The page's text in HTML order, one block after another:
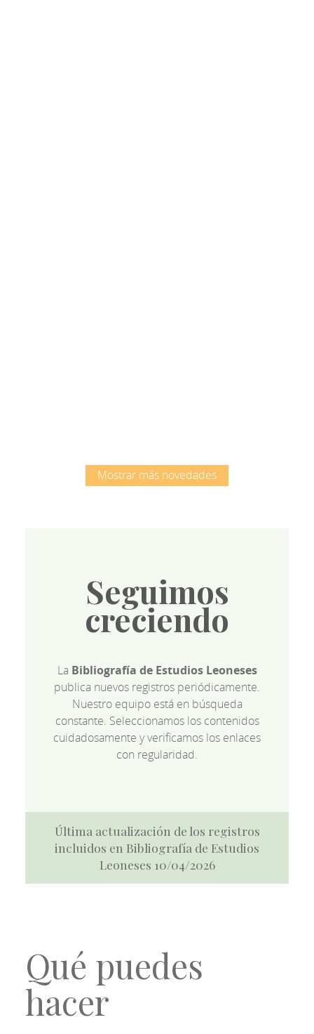
Mostrar más novedades
Seguimos
creciendo
La Bibliografía de Estudios Leoneses
publica nuevos registros periódicamente.
Nuestro equipo está en búsqueda
constante. Seleccionamos los contenidos
cuidadosamente y verificamos los enlaces
con regularidad.
Última actualización de los registros
incluidos en Bibliografía de Estudios
Leoneses 10/04/2026
Qué puedes
hacer